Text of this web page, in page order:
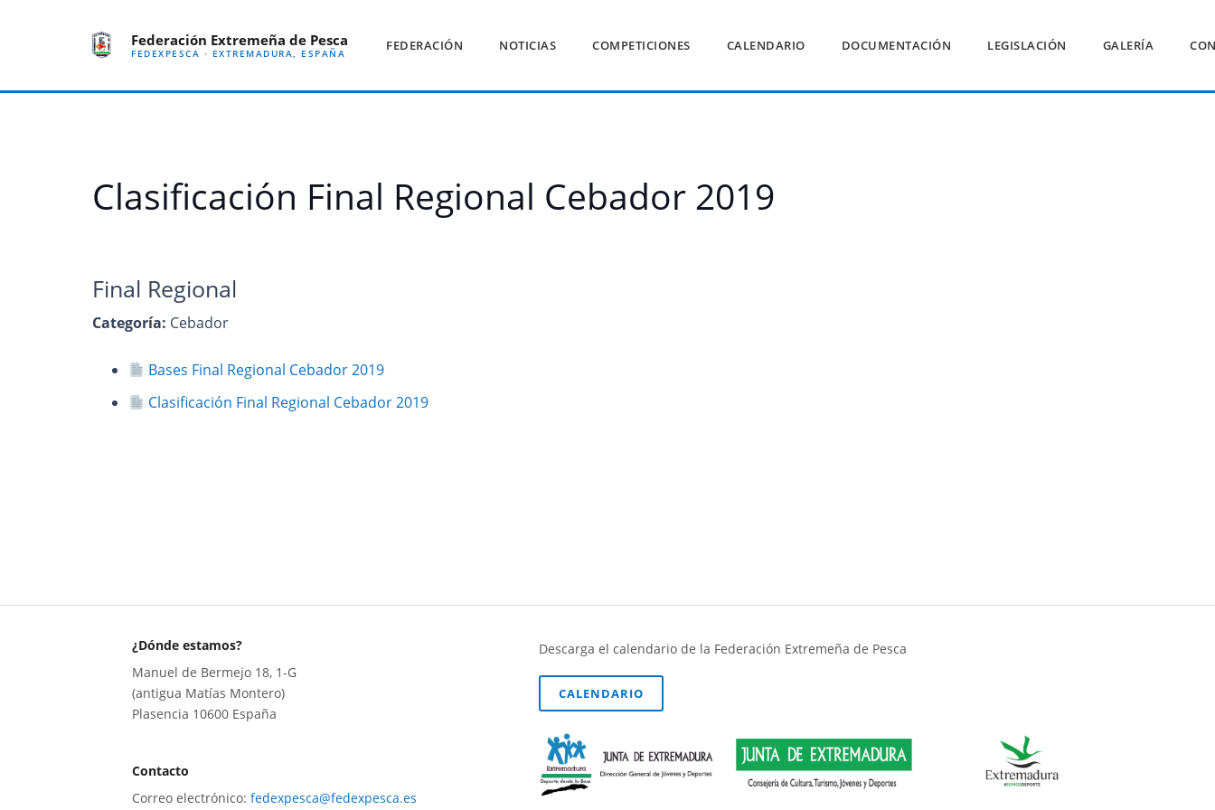
Federación Extremeña de Pesca
FEDEXPESCA · EXTREMADURA, ESPAÑA FEDERACIÓN NOTICIAS COMPETICIONES CALENDARIO DOCUMENTACIÓN LEGISLACIÓN GALERÍA
Clasificación Final Regional Cebador 2019
Final Regional
Categoría: Cebador
Bases Final Regional Cebador 2019
Clasificación Final Regional Cebador 2019
¿Dónde estamos?
Manuel de Bermejo 18, 1-G
(antigua Matías Montero)
Plasencia 10600 España
Contacto
Correo electrónico: fedexpesca@fedexpesca.es
Descarga el calendario de la Federación Extremeña de Pesca
CALENDARIO